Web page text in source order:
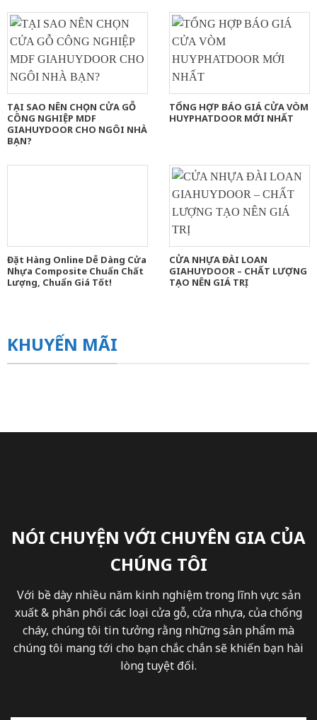
TẠI SAO NÊN CHỌN CỬA GỖ
CÔNG NGHIỆP MDF
GIAHUYDOOR CHO NGÔI NHÀ
BẠN?
TỔNG HỢP BÁO GIÁ CỬA VÒM
HUYPHATDOOR MỚI NHẤT
Đặt Hàng Online Dễ Dàng Cửa
Nhựa Composite Chuẩn Chất
Lượng, Chuẩn Giá Tốt!
CỬA NHỰA ĐÀI LOAN
GIAHUYDOOR – CHẤT LƯỢNG
TẠO NÊN GIÁ TRỊ
KHUYẾN MÃI
NÓI CHUYỆN VỚI CHUYÊN GIA CỦA
CHÚNG TÔI
Với bề dày nhiều năm kinh nghiệm trong lĩnh vực sản
xuất & phân phối các loại cửa gỗ, cửa nhựa, của chống
cháy, chúng tôi tin tưởng rằng những sản phẩm mà
chúng tôi mang tới cho bạn chắc chắn sẽ khiến bạn hài
lòng tuyệt đối.